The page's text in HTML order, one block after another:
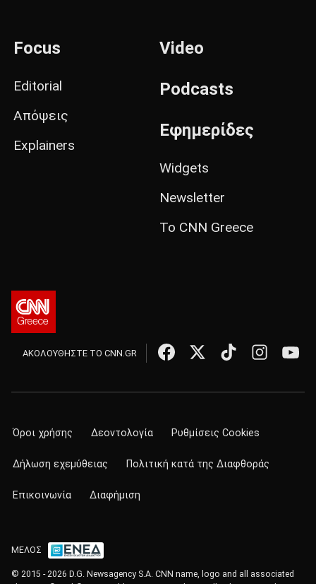
Focus
Editorial
Απόψεις
Explainers
Video
Podcasts
Εφημερίδες
Widgets
Newsletter
Το CNN Greece
ΑΚΟΛΟΥΘΗΣΤΕ ΤΟ CNN.GR
Όροι χρήσης Δεοντολογία Ρυθμίσεις Cookies
Δήλωση εχεμύθειας Πολιτική κατά της Διαφθοράς
Επικοινωνία Διαφήμιση
ΜΕΛΟΣ
© 2015 - 2026 D.G. Newsagency S.A. CNN name, logo and all associated